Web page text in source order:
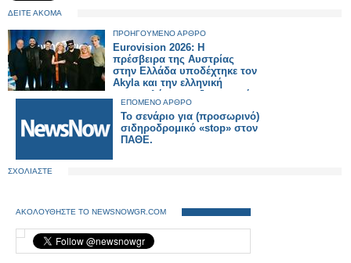
ΔΕΙΤΕ ΑΚΟΜΑ
ΠΡΟΗΓΟΥΜΕΝΟ ΑΡΘΡΟ
Eurovision 2026: Η
πρέσβειρα της Αυστρίας
στην Ελλάδα υποδέχτηκε τον
Akyla και την ελληνική
αποστολή σε μια ξεχωριστή
εκδήλωση
ΕΠΟΜΕΝΟ ΑΡΘΡΟ
Το σενάριο για (προσωρινό)
σιδηροδρομικό «stop» στον
ΠΑΘΕ.
ΣΧΟΛΙΑΣΤΕ
ΑΚΟΛΟΥΘΗΣΤΕ ΤΟ NEWSNOWGR.COM